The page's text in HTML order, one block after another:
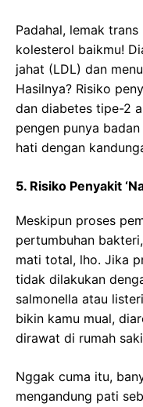
Padahal, lemak
kolesterol baikmu!
jahat (LDL) dan
Hasilnya? Risiko
dan diabetes tipe-2
pengen punya
hati dengan
5. Risiko Penyakit
Meskipun proses
pertumbuhan
mati total, lho. Jika
tidak dilakukan
salmonella atau
bikin kamu mual,
dirawat di rumah
Nggak cuma itu,
mengandung pati